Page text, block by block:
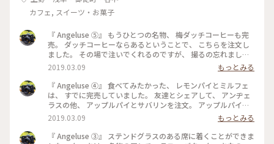
カフェ, スイーツ・お菓子
『 Angeluse ⑤』 もうひとつの名物、 梅ダッチコーヒーも完
売。 ダッチコーヒーならあるということで、 こちらを注文し
ました。 その場で注いでくれるのですが、 撮るの忘れました
😅 美味しくいただきました。 最初で最後の訪問になりました
が、 本当に行くことが出来てよかったです。 #angeluse#アン
ヂェラス#浅草カフェ#ダッチコーヒー
2019.03.09
もっとみる
『 Angeluse ④』 食べてみたかった、 レモンパイとミルフェ
は、 すでに完売していました。 友達とシェアして、 アンヂェ
ラスの他、 アップルパイとサバリンを注文。 アップルパイ
は、みっちり。 サバリンは、しみしみでした。 #angeluse#ア
ンヂェラス#浅草カフェ#ケーキ#アップルパイ#サバリン
2019.03.09
もっとみる
『 Angeluse ③』 ステンドグラスのある席に着くことができま